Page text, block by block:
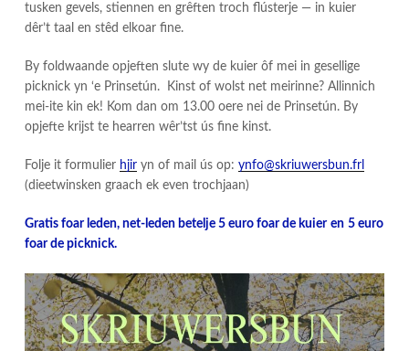
tusken gevels, stiennen en grêften troch flústerje — in kuier
dêr’t taal en stêd elkoar fine.
By foldwaande opjeften slute wy de kuier ôf mei in gesellige
picknick yn ‘e Prinsetún. Kinst of wolst net meirinne? Allinnich
mei-ite kin ek! Kom dan om 13.00 oere nei de Prinsetún. By
opjefte krijst te hearren wêr’tst ús fine kinst.
Folje it formulier hjir yn of mail ús op: ynfo@skriuwersbun.frl
(dieetwinsken graach ek even trochjaan)
Gratis foar leden, net-leden betelje 5 euro foar de kuier en 5 euro
foar de picknick.